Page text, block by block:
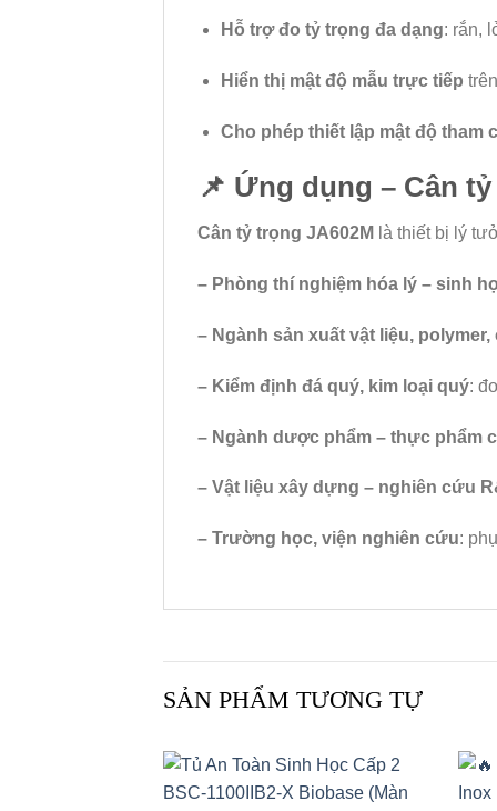
Hỗ trợ đo tỷ trọng đa dạng: rắn,
Hiển thị mật độ mẫu trực tiếp
Cho phép thiết lập mật độ tham
📌 Ứng dụng – Cân
Cân tỷ trọng JA602M là thiết bị lý
– Phòng thí nghiệm hóa lý – sinh
– Ngành sản xuất vật liệu, polymer,
– Kiểm định đá quý, kim loại quý:
– Ngành dược phẩm – thực phẩm
– Vật liệu xây dựng – nghiên cứu
– Trường học, viện nghiên cứu:
SẢN PHẨM TƯƠNG TỰ